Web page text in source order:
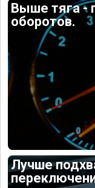
Выше тяга -
оборотов.
Лучше